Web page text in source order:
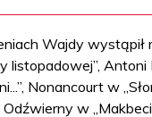
Wajdy wystąpił
listopadowej”, Antoni
Nonancourt w
w